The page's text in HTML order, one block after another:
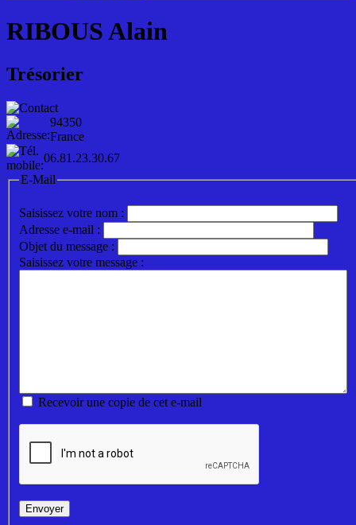
RIBOUS Alain
Trésorier
94350
France
06.81.23.30.67
E-Mail
Saisissez votre nom :
Adresse e-mail :
Objet du message :
Saisissez votre message :
Recevoir une copie de cet e-mail
Envoyer